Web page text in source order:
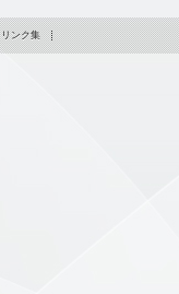
リンク集